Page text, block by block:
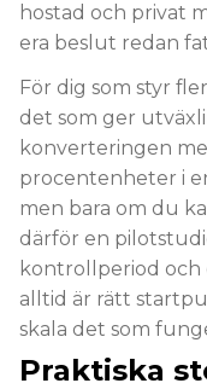
hostad och privat
era beslut redan
För dig som styr
det som ger
konverteringen
procentenheter i
men bara om du
därför en
kontrollperiod och
alltid är rätt
skala det som
Praktiska